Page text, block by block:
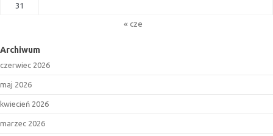
31
« cze
Archiwum
czerwiec 2026
maj 2026
kwiecień 2026
marzec 2026